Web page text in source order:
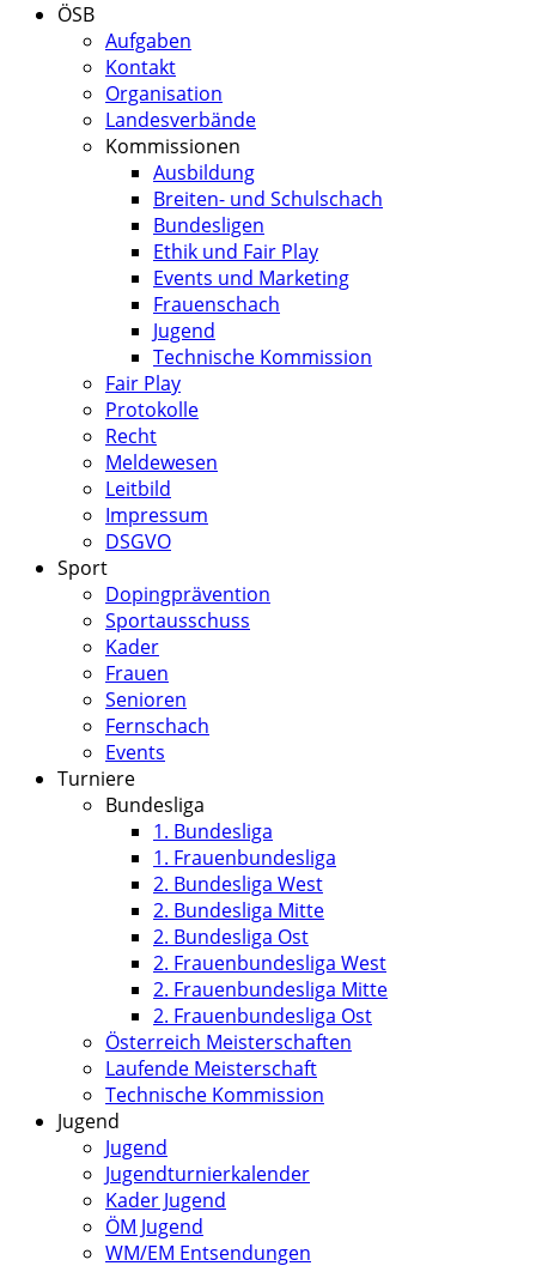
ÖSB
Aufgaben
Kontakt
Organisation
Landesverbände
Kommissionen
Ausbildung
Breiten- und Schulschach
Bundesligen
Ethik und Fair Play
Events und Marketing
Frauenschach
Jugend
Technische Kommission
Fair Play
Protokolle
Recht
Meldewesen
Leitbild
Impressum
DSGVO
Sport
Dopingprävention
Sportausschuss
Kader
Frauen
Senioren
Fernschach
Events
Turniere
Bundesliga
1. Bundesliga
1. Frauenbundesliga
2. Bundesliga West
2. Bundesliga Mitte
2. Bundesliga Ost
2. Frauenbundesliga West
2. Frauenbundesliga Mitte
2. Frauenbundesliga Ost
Österreich Meisterschaften
Laufende Meisterschaft
Technische Kommission
Jugend
Jugend
Jugendturnierkalender
Kader Jugend
ÖM Jugend
WM/EM Entsendungen